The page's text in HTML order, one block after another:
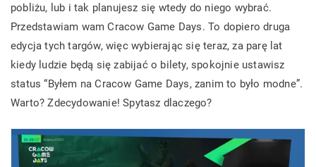
pobliżu, lub i tak planujesz się wtedy do niego wybrać.
Przedstawiam wam Cracow Game Days. To dopiero druga
edycja tych targów, więc wybierając się teraz, za parę lat
kiedy ludzie będą się zabijać o bilety, spokojnie ustawisz
status “Byłem na Cracow Game Days, zanim to było modne”.
Warto? Zdecydowanie! Spytasz dlaczego?